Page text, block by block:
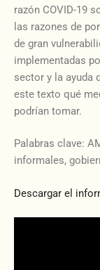
razón COVID-19
las razones de
de gran
implementadas
sector y la ayuda
este texto qué
podrían tomar.
Palabras clave:
informales,
Descargar el